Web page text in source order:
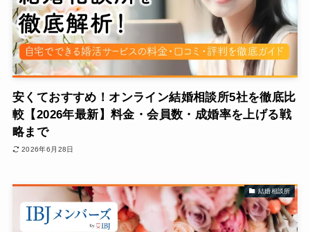
安くておすすめ！オンライン結婚相談所5社を徹底比
較【2026年最新】料金・会員数・成婚率を上げる戦
略まで
2026年6月28日
結婚相談所